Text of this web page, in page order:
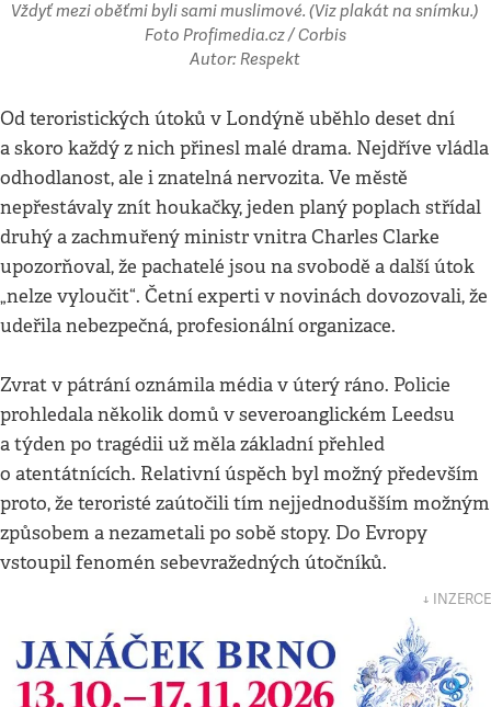
Vždyť mezi oběťmi byli sami muslimové. (Viz plakát na snímku.)
Foto Profimedia.cz / Corbis
Autor: Respekt
Od teroristických útoků v Londýně uběhlo deset dní
a skoro každý z nich přinesl malé drama. Nejdříve vládla
odhodlanost, ale i znatelná nervozita. Ve městě
nepřestávaly znít houkačky, jeden planý poplach střídal
druhý a zachmuřený ministr vnitra Charles Clarke
upozorňoval, že pachatelé jsou na svobodě a další útok
„nelze vyloučit“. Četní experti v novinách dovozovali, že
udeřila nebezpečná, profesionální organizace.
Zvrat v pátrání oznámila média v úterý ráno. Policie
prohledala několik domů v severoanglickém Leedsu
a týden po tragédii už měla základní přehled
o atentátnících. Relativní úspěch byl možný především
proto, že teroristé zaútočili tím nejjednodušším možným
způsobem a nezametali po sobě stopy. Do Evropy
vstoupil fenomén sebevražedných útočníků.
↓ INZERCE